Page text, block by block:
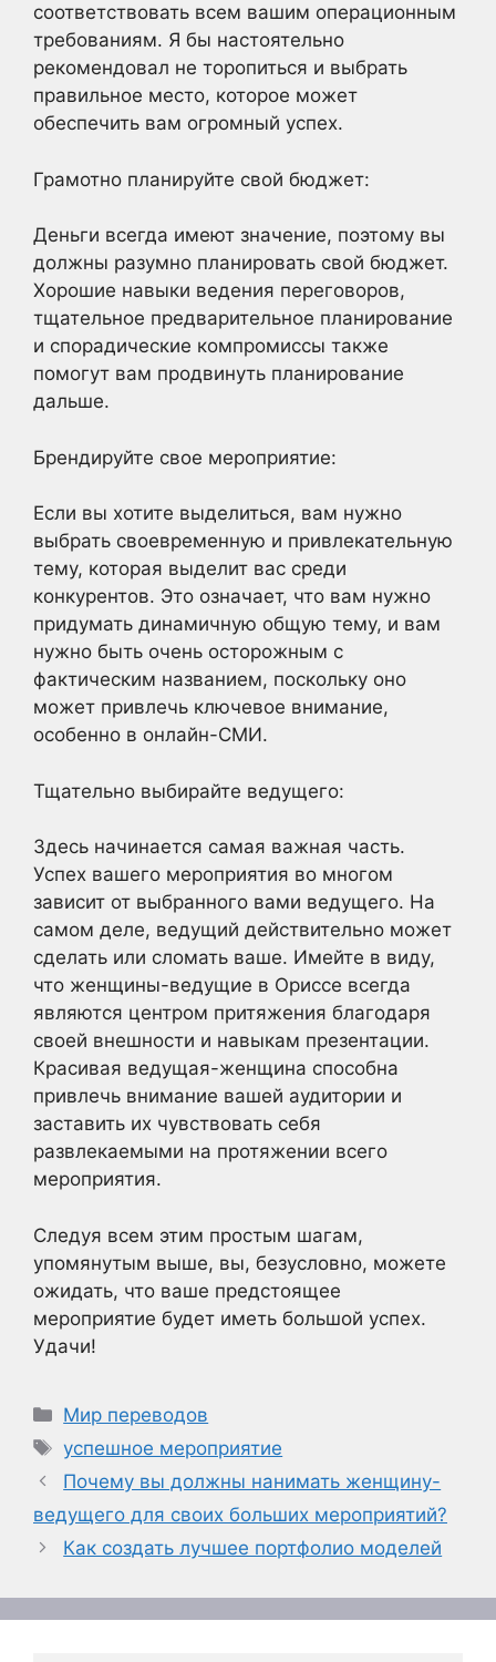
соответствовать всем вашим операционным
требованиям. Я бы настоятельно
рекомендовал не торопиться и выбрать
правильное место, которое может
обеспечить вам огромный успех.
Грамотно планируйте свой бюджет:
Деньги всегда имеют значение, поэтому вы
должны разумно планировать свой бюджет.
Хорошие навыки ведения переговоров,
тщательное предварительное планирование
и спорадические компромиссы также
помогут вам продвинуть планирование
дальше.
Брендируйте свое мероприятие:
Если вы хотите выделиться, вам нужно
выбрать своевременную и привлекательную
тему, которая выделит вас среди
конкурентов. Это означает, что вам нужно
придумать динамичную общую тему, и вам
нужно быть очень осторожным с
фактическим названием, поскольку оно
может привлечь ключевое внимание,
особенно в онлайн-СМИ.
Тщательно выбирайте ведущего:
Здесь начинается самая важная часть.
Успех вашего мероприятия во многом
зависит от выбранного вами ведущего. На
самом деле, ведущий действительно может
сделать или сломать ваше. Имейте в виду,
что женщины-ведущие в Ориссе всегда
являются центром притяжения благодаря
своей внешности и навыкам презентации.
Красивая ведущая-женщина способна
привлечь внимание вашей аудитории и
заставить их чувствовать себя
развлекаемыми на протяжении всего
мероприятия.
Следуя всем этим простым шагам,
упомянутым выше, вы, безусловно, можете
ожидать, что ваше предстоящее
мероприятие будет иметь большой успех.
Удачи!
Рубрики
Мир переводов
Метки
успешное мероприятие
Почему вы должны нанимать женщину-
ведущего для своих больших мероприятий?
Как создать лучшее портфолио моделей